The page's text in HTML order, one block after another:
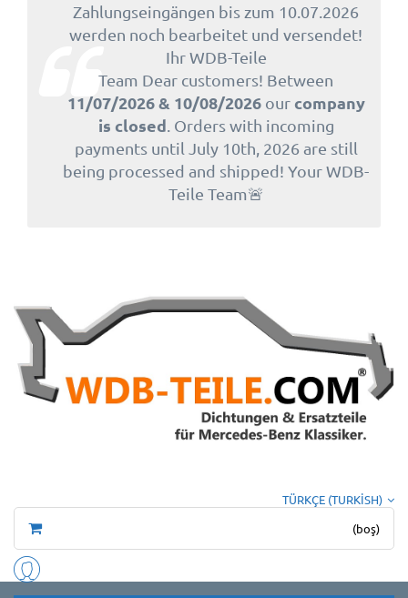
Zahlungseingängen bis zum 10.07.2026
werden noch bearbeitet und versendet!
Ihr WDB-Teile
Team Dear customers! Between
11/07/2026 & 10/08/2026our company
is closed . Orders with incoming
payments until July 10th, 2026 are still
being processed and shipped! Your WDB-
Teile Team🚨
TÜRKÇE (TURKISH)
(boş)